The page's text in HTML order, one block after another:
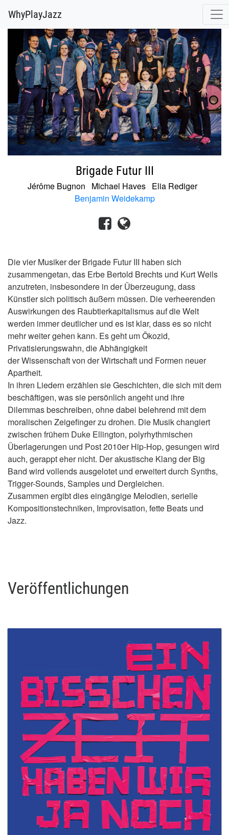
@release.cover_front.variant(resize_to_fit: [700, 700]).url
WhyPlayJazz
Brigade Futur III
Jérôme Bugnon Michael Haves Elia Rediger
Benjamin Weidekamp
Die vier Musiker der Brigade Futur III haben sich
zusammengetan, das Erbe Bertold Brechts und Kurt Weils
anzutreten, insbesondere in der Überzeugung, dass
Künstler sich politisch äußern müssen. Die verheerenden
Auswirkungen des Raubtierkapitalismus auf die Welt
werden immer deutlicher und es ist klar, dass es so nicht
mehr weiter gehen kann. Es geht um Ökozid,
Privatisierungswahn, die Abhängigkeit
der Wissenschaft von der Wirtschaft und Formen neuer
Apartheit.
In ihren Liedern erzählen sie Geschichten, die sich mit dem
beschäftigen, was sie persönlich angeht und ihre
Dilemmas beschreiben, ohne dabei belehrend mit dem
moralischen Zeigefinger zu drohen. Die Musik changiert
zwischen frühem Duke Ellington, polyrhythmischen
Überlagerungen und Post 2010er Hip-Hop, gesungen wird
auch, gerappt eher nicht. Der akustische Klang der Big
Band wird vollends ausgelotet und erweitert durch Synths,
Trigger-Sounds, Samples und Dergleichen.
Zusammen ergibt dies eingängige Melodien, serielle
Kompositionstechniken, Improvisation, fette Beats und
Jazz.
Veröffentlichungen